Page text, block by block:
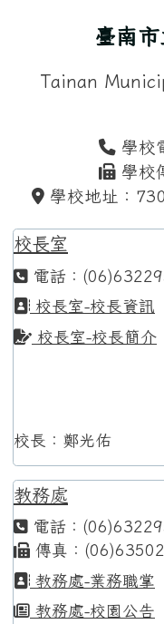
臺南
Tainan
學校
學校
學校地址：
校長室
電話：
校長室-校長資訊
校長室-校長簡介
校長：鄭光佑
教務處
電話：
傳真：
教務處-業務職掌
教務處-校園公告